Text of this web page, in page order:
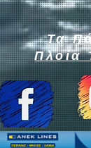
Τα
Πλοία